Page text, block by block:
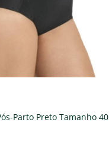
Parto Preto Tamanho 40